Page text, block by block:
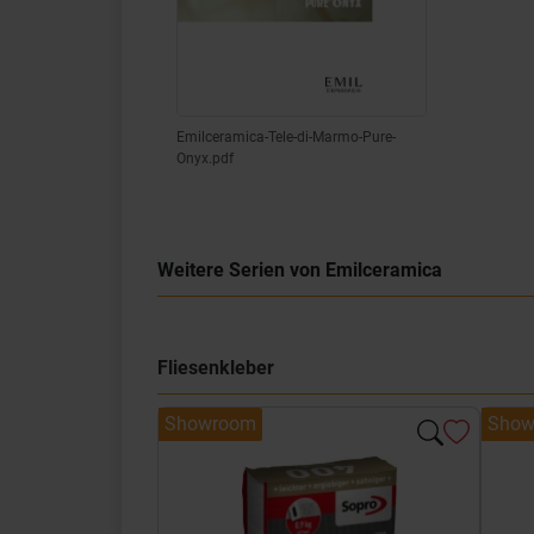
Emilceramica-Tele-di-Marmo-Pure-
Onyx.pdf
Weitere Serien von Emilceramica
Fliesenkleber
Showroom